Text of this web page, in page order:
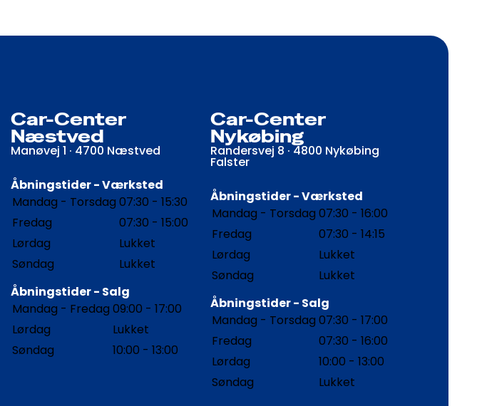
Car-Center
Næstved
Manøvej 1 · 4700 Næstved
Åbningstider - Værksted
Mandag - Torsdag 07:30 - 15:30
Fredag
07:30 - 15:00
Lørdag
Lukket
Søndag
Lukket
Åbningstider - Salg
Mandag - Fredag 09:00 - 17:00
Lørdag
Lukket
Søndag
10:00 - 13:00
Car-Center
Nykøbing
Randersvej 8 · 4800 Nykøbing
Falster
Åbningstider - Værksted
Mandag - Torsdag 07:30 - 16:00
Fredag
07:30 - 14:15
Lørdag
Lukket
Søndag
Lukket
Åbningstider - Salg
Mandag - Torsdag 07:30 - 17:00
Fredag
07:30 - 16:00
Lørdag
10:00 - 13:00
Søndag
Lukket